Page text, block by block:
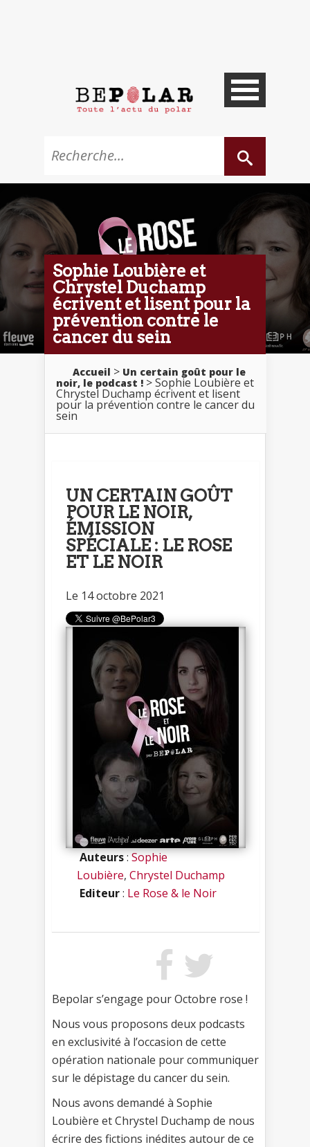
Sophie Loubière et
Chrystel Duchamp
écrivent et lisent pour la
prévention contre le
cancer du sein
Accueil > Un certain goût pour le
noir, le podcast ! > Sophie Loubière et
Chrystel Duchamp écrivent et lisent
pour la prévention contre le cancer du
sein
UN CERTAIN GOÛT
POUR LE NOIR,
ÉMISSION
SPÉCIALE : LE ROSE
ET LE NOIR
Le 14 octobre 2021
Auteurs:Sophie
Loubière, Chrystel Duchamp
Editeur: Le Rose & le Noir
Bepolar s’engage pour Octobre rose !
Nous vous proposons deux podcasts
en exclusivité à l’occasion de cette
opération nationale pour communiquer
sur le dépistage du cancer du sein.
Nous avons demandé à Sophie
Loubière et Chrystel Duchamp de nous
écrire des fictions inédites autour de ce